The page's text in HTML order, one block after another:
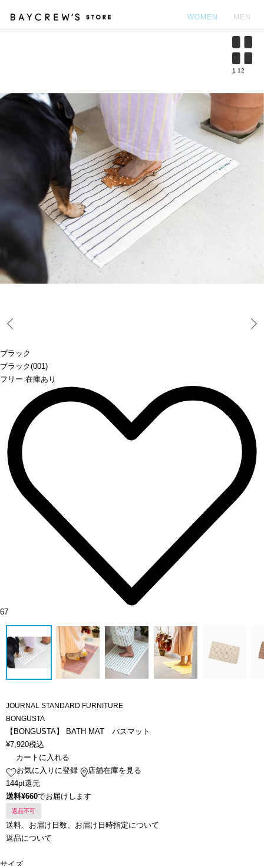
WOMEN MEN
ブラック
ブラック(001)
フリー 在庫あり
1 12
67
JOURNAL STANDARD FURNITURE
BONGUSTA
【BONGUSTA】 BATH MAT バスマット
¥7,920税込
カートに入れる
お気に入りに登録
店舗在庫を見る
144pt還元
送料¥660でお届けします
返品不可
送料、お届け日数、お届け日時指定について
返品について
サイズ